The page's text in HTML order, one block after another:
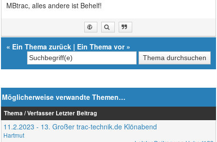
MBtrac, alles andere ist Behelf!
« Ein Thema zurück | Ein Thema vor»
Möglicherweise verwandte Themen…
Thema / Verfasser Letzter Beitrag
11.2.2023 - 13. Großer trac-technik.de Klönabend
Hartmut